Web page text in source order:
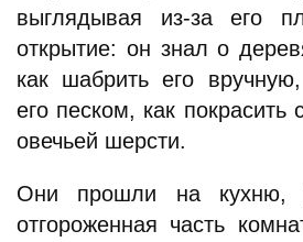
выглядывая из-за его
открытие: он знал о
как шабрить его
его песком, как
овечьей шерсти.
Они прошли на кухню,
отгороженная часть